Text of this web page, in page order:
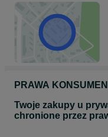
PRAWA
Twoje zakupy u
chronione przez